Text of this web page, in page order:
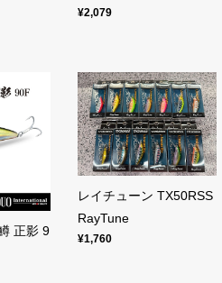
¥2,079
正影 9
レイチューン TX50RSS
RayTune
¥1,760